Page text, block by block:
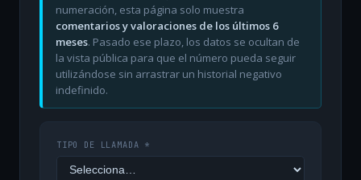
numeración, esta página solo muestra
comentarios y valoraciones de los últimos 6
meses. Pasado ese plazo, los datos se ocultan de
la vista pública para que el número pueda seguir
utilizándose sin arrastrar un historial negativo
indefinido.
TIPO DE LLAMADA *